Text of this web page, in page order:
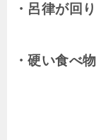
・呂律が回
・硬い食べ